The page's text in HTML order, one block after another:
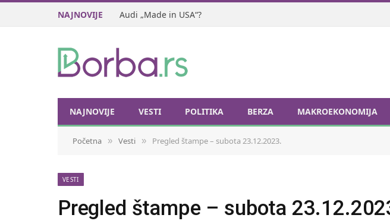
NAJNOVIJE Audi „Made in USA“?
NAJNOVIJE VESTI POLITIKA BERZA MAKROEKONOMIJA
Početna » Vesti » Pregled štampe – subota 23.12.2023.
VESTI
Pregled štampe – subota